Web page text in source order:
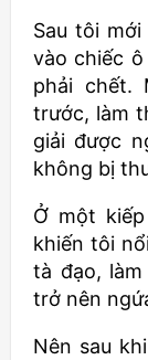
Sau tôi
vào chiếc
phải chết.
trước, làm
giải được
không bị
Ở một
khiến tôi
tà đạo,
trở nên
Nên sau